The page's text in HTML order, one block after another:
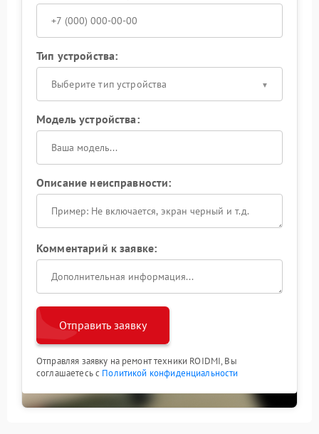
Тип устройства:
Выберите тип устройства
Модель устройства:
Описание неисправности:
Комментарий к заявке:
Отправить заявку
Отправляя заявку на ремонт техники ROIDMI, Вы
соглашаетесь с Политикой конфиденциальности